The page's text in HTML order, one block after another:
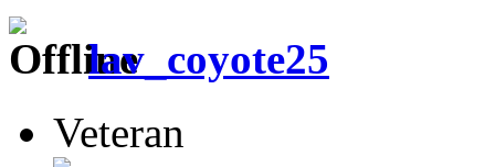
lav_coyote25
Veteran